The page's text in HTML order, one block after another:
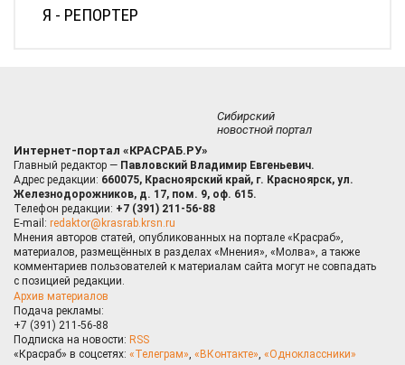
Я - РЕПОРТЕР
Сибирский
новостной портал
Интернет-портал «КРАСРАБ.РУ»
Главный редактор — Павловский Владимир Евгеньевич.
Адрес редакции: 660075, Красноярский край, г. Красноярск, ул.
Железнодорожников, д. 17, пом. 9, оф. 615.
Телефон редакции: +7 (391) 211-56-88
E-mail: redaktor@krasrab.krsn.ru
Мнения авторов статей, опубликованных на портале «Красраб»,
материалов, размещённых в разделах «Мнения», «Молва», а также
комментариев пользователей к материалам сайта могут не совпадать
с позицией редакции.
Архив материалов
Подача рекламы:
+7 (391) 211-56-88
Подписка на новости: RSS
«Красраб» в соцсетях: «Телеграм» «ВКонтакте» «Одноклассники»